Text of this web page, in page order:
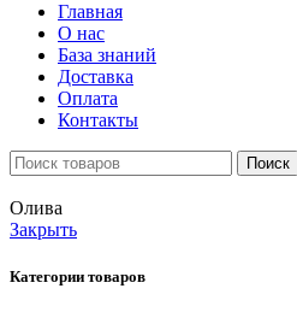
Главная
О нас
База знаний
Доставка
Оплата
Контакты
Поиск
Олива
Закрыть
Категории товаров